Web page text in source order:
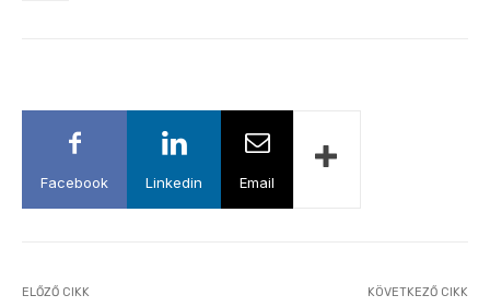
Facebook Linkedin Email
ELŐZŐ CIKK KÖVETKEZŐ CIKK